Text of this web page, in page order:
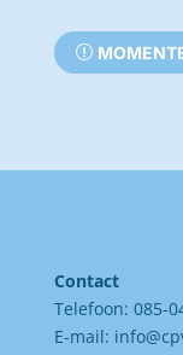
Contact
Telefoon: 085-
E-mail: